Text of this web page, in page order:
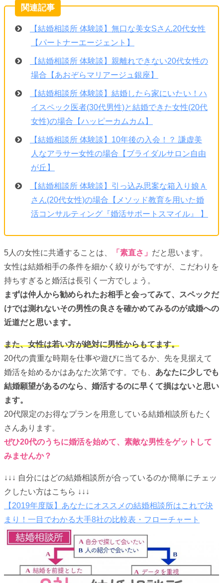
【結婚相談所 体験談】無口な美女Sさん20代女性
【パートナーエージェント】
【結婚相談所 体験談】親離れできない20代女性の
場合【あおぞらマリアージュ銀座】
【結婚相談所 体験談】結婚したら家にいたい！ハ
イスペック医者(30代男性)と結婚できた女性(20代
女性)の場合【ハッピーカムカム】
【結婚相談所 体験談】10年後の入会！？ 謙虚美
人なアラサー女性の場合【ブライダルサロン自由
が丘】
【結婚相談所 体験談】引っ込み思案な箱入り娘Ａ
さん(20代女性)の場合【メソッド教育を用いた婚
活コンサルティング『婚活サポートスマイル』 】
5人の女性に共通することは、 「素直さ」 だと思います。
女性は結婚相手の条件を細かく絞りがちですが、こだわりを
持ちすぎると婚活は長引く一方でしょう。
まずは仲人から勧められたお相手と会ってみて、スペックだ
けでは測れないその男性の良さを確かめてみるのが成婚への
近道だと思います。
また、女性は若い方が絶対に男性からもてます。
20代の貴重な時期を仕事や遊びに当てるか、先を見据えて
婚活を始めるかはあなた次第です。でも、 あなたに少しでも
結婚願望があるのなら、婚活するのに早くて損はないと思い
ます。
20代限定のお得なプランを用意している結婚相談所もたく
さんあります。
ぜひ20代のうちに婚活を始めて、素敵な男性をゲットして
みませんか？
↓↓↓ 自分にはどの結婚相談所が合っているのか簡単にチェッ
クしたい方はこちら ↓↓↓
【2019年度版】あなたにオススメの結婚相談所はこれで決
まり！一目でわかる大手8社の比較表・フローチャート